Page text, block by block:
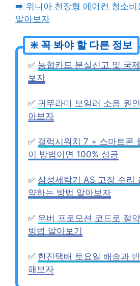
➡️ 위니아 천장형 에어컨 청소비
알아보자
✅ 농협카드 분실신고 및 국
보자
✅ 귀뚜라미 보일러 소음 원
아보자
✅ 갤럭시워치 7 + 스마트폰
이 방법이면 100% 성공
✅ 삼성세탁기 AS 고장 수리
약하는 방법 알아보자
✅ 우버 프로모션 코드로 절
방법 알아보기
✅ 한진택배 토요일 배송과
해보자